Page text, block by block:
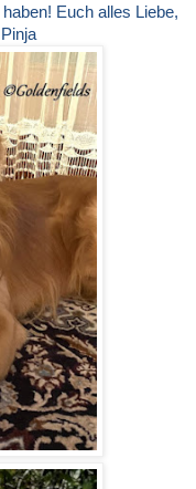
Euch alles Liebe,